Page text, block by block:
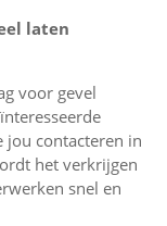
laten
voor gevel
jou contacteren in
het verkrijgen
snel en